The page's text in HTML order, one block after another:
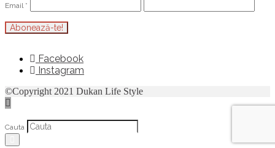
Email *
Facebook
Instagram
©Copyright 2021 Dukan Life Style
Cauta